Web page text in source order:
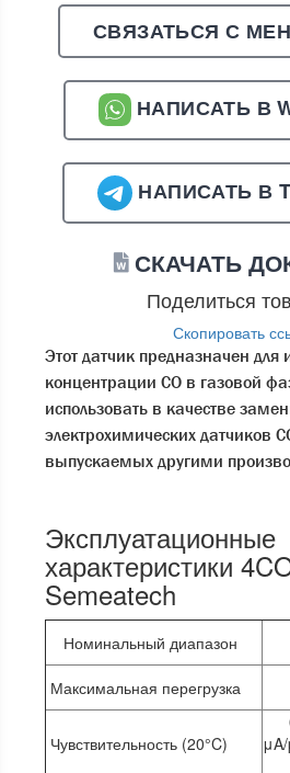
СВЯЗАТЬСЯ С
НАПИСАТЬ В
НАПИСАТЬ В
СКАЧАТЬ
Поделиться
Скопировать
Этот датчик предназначен для
концентрации CO в газовой
использовать в качестве
электрохимических датчиков
выпускаемых другими
Эксплуатационные
характеристики
Semeatech
Номинальный диапазон 0
Максимальная перегрузка
Чувствительность (20°C)